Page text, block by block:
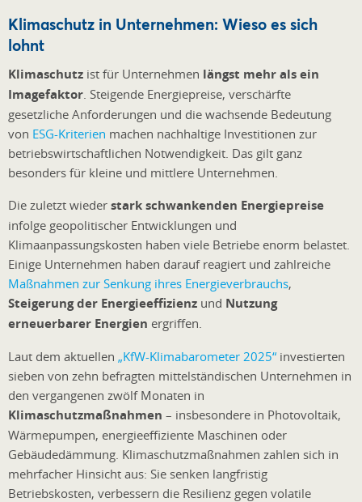
Klimaschutz in Unternehmen: Wieso es sich
lohnt
Klimaschutz ist für Unternehmen längst mehr als ein
Imagefaktor . Steigende Energiepreise, verschärfte
gesetzliche Anforderungen und die wachsende Bedeutung
von ESG-Kriterien machen nachhaltige Investitionen zur
betriebswirtschaftlichen Notwendigkeit. Das gilt ganz
besonders für kleine und mittlere Unternehmen.
Die zuletzt wieder stark schwankenden Energiepreise
infolge geopolitischer Entwicklungen und
Klimaanpassungskosten haben viele Betriebe enorm belastet.
Einige Unternehmen haben darauf reagiert und zahlreiche
Maßnahmen zur Senkung ihres Energieverbrauchs,
Steigerung der Energieeffizienz und Nutzung
erneuerbarer Energien ergriffen.
Laut dem aktuellen „KfW-Klimabarometer 2025“ investierten
sieben von zehn befragten mittelständischen Unternehmen in
den vergangenen zwölf Monaten in
Klimaschutzmaßnahmen – insbesondere in Photovoltaik,
Wärmepumpen, energieeffiziente Maschinen oder
Gebäudedämmung. Klimaschutzmaßnahmen zahlen sich in
mehrfacher Hinsicht aus: Sie senken langfristig
Betriebskosten, verbessern die Resilienz gegen volatile